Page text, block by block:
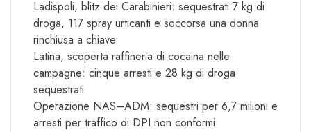
Ladispoli, blitz dei Carabinieri: sequestrati 7 kg di
droga, 117 spray urticanti e soccorsa una donna
rinchiusa a chiave
Latina, scoperta raffineria di cocaina nelle
campagne: cinque arresti e 28 kg di droga
sequestrati
Operazione NAS–ADM: sequestri per 6,7 milioni e
arresti per traffico di DPI non conformi